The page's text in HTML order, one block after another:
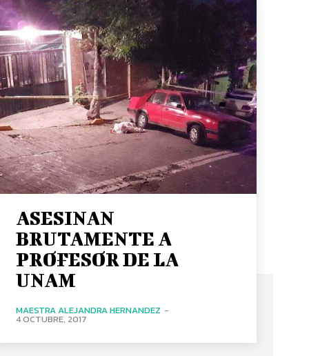
ASESINAN
BRUTAMENTE A
PROFESOR DE LA
UNAM
MAESTRA ALEJANDRA HERNANDEZ -
4 OCTUBRE, 2017